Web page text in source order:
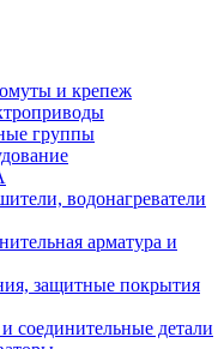
и крепеж
группы
водонагреватели
арматура и
защитные покрытия
соединительные детали